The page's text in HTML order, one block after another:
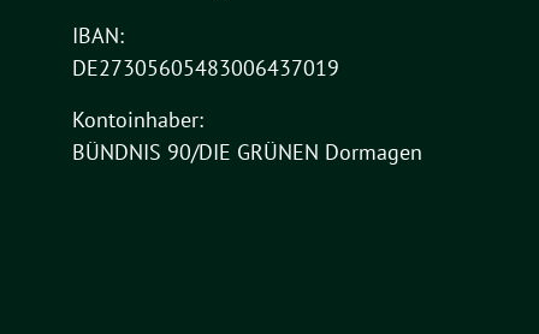
IBAN:
DE27305605483006437019
Kontoinhaber:
BÜNDNIS 90/DIE GRÜNEN Dormagen